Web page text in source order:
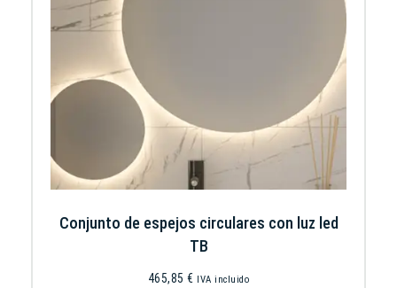
Conjunto de espejos circulares con luz led
TB
465,85€ IVA incluido